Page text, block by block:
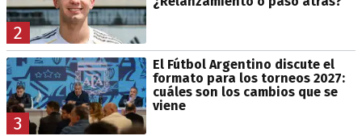
2
3
El Fútbol Argentino discute el
formato para los torneos 2027:
cuáles son los cambios que se
viene